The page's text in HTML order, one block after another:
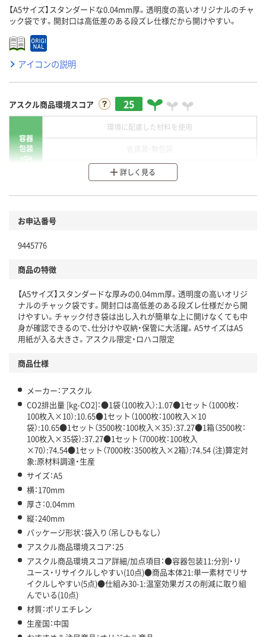
【A5サイズ】スタンダードな0.04mm厚。透明度の高いオリジナルのチャ
ック袋です。開封口は高低差のある段ズレ仕様だから開けやすい。
アイコンの説明
アスクル商品環境スコア 25
容器
包装
環境に配慮した材料を使用
分別・リサイクルしやすい設計
本体
仕組
アスクルで資源循環している
温室効果ガスなどの削減
アスクル商品環境スコア詳細／加点項目
詳しく見る
お申込番号
9445776
商品の特徴
【A5サイズ】スタンダードな厚みの0.04mm厚。透明度の高いオリジ
ナルのチャック袋です。開封口は高低差のある段ズレ仕様だから開
けやすい。チャック付き袋は出し入れが簡単な上に開けなくても中
身が確認できるので、仕分けや収納・保管に大活躍。A5サイズはA5
用紙が入る大きさ。アスクル限定・ロハコ限定
商品仕様
メーカー：アスクル
CO2排出量 [kg-CO2]：●1袋（100枚入）:1.07●1セット（1000枚：
100枚入×10）:10.65●1セット（1000枚：100枚入×10
袋）:10.65●1セット（3500枚：100枚入×35）:37.27●1箱（3500枚：
100枚入×35袋）:37.27●1セット（7000枚：100枚入
×70）:74.54●1セット（7000枚：3500枚入×2箱）:74.54 (注)算定対
象:原材料調達・生産
サイズ：A5
横：170mm
厚さ：0.04mm
縦：240mm
パッケージ形状：袋入り（吊しひもなし）
アスクル商品環境スコア：25
アスクル商品環境スコア詳細/加点項目：●容器包装11:分別・リ
ユース・リサイクルしやすい(10点)●商品本体21:単一素材でリサ
イクルしやすい(5点)●仕組み30-1:温室効果ガスの削減に取り組
んでいる(10点)
材質：ポリエチレン
生産国：中国